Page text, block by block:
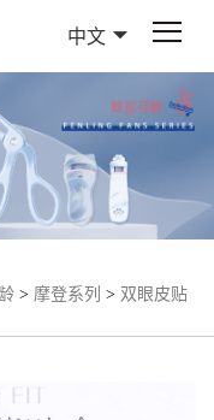
中文
> 摩登系列 > 双眼皮贴